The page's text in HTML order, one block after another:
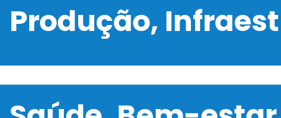
Produção,